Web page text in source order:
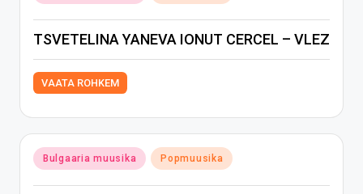
in
TSVETELINA YANEVA IONUT CERCEL – VLEZ
VAATA ROHKEM
Posted
in
Bulgaaria muusika Popmuusika